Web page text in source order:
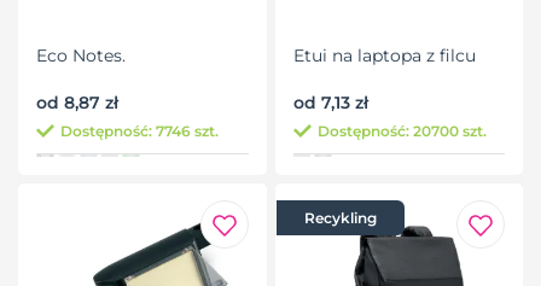
Eco Notes.
od 8,87 zł
Dostępność: 7746 szt.
Etui na laptopa z filcu
od 7,13 zł
Dostępność: 20700 szt.
Recykling